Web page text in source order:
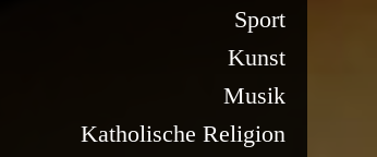
Sport
Kunst
Musik
Katholische Religion